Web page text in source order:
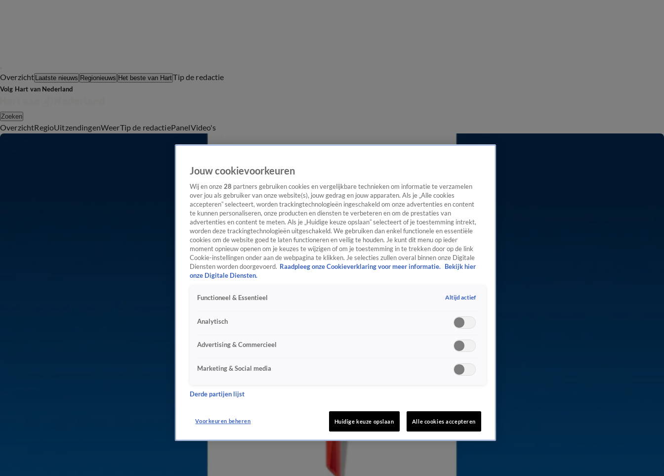
Overzicht Laatste nieuws Regionieuws Het beste van HartTip de redactie
Volg Hart van Nederland
Zoeken
OverzichtRegioUitzendingenWeerTip de redactiePanelVideo's
Jouw cookievoorkeuren
Wij en onze 28 partners gebruiken cookies en vergelijkbare technieken om informatie te verzamelen
over jou als gebruiker van onze website(s), jouw gedrag en jouw apparaten. Als je „Alle cookies
accepteren” selecteert, worden trackingtechnologieën ingeschakeld om onze advertenties en content
te kunnen personaliseren, onze producten en diensten te verbeteren en om de prestaties van
advertenties en content te meten. Als je „Huidige keuze opslaan” selecteert of je toestemming intrekt,
worden deze trackingtechnologieën uitgeschakeld. We gebruiken dan enkel functionele en essentiële
cookies om de website goed te laten functioneren en veilig te houden. Je kunt dit menu op ieder
moment opnieuw openen om je keuzes te wijzigen of om je toestemming in te trekken door op de link
Cookie-instellingen onder aan de webpagina te klikken. Je selecties zullen overal binnen onze Digitale
Diensten worden doorgevoerd. Raadpleeg onze Cookieverklaring voor meer informatie.
Bekijk hier
onze Digitale Diensten.
Functioneel & Essentieel Altijd actief
Analytisch
Advertising & Commercieel
Marketing & Social media
Derde partijen lijst
Voorkeuren beheren Huidige keuze opslaan Alle cookies accepteren